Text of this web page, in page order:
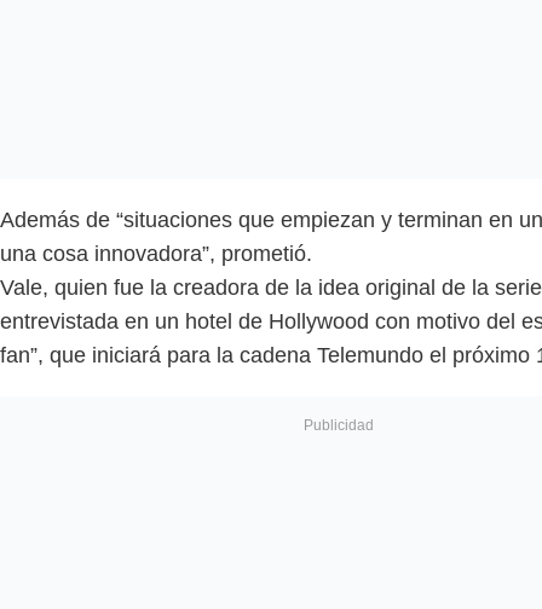
Además de “situaciones que empiezan y terminan en
una cosa innovadora”, prometió.
Vale, quien fue la creadora de la idea original de la
entrevistada en un hotel de Hollywood con motivo del
fan”, que iniciará para la cadena Telemundo el próximo